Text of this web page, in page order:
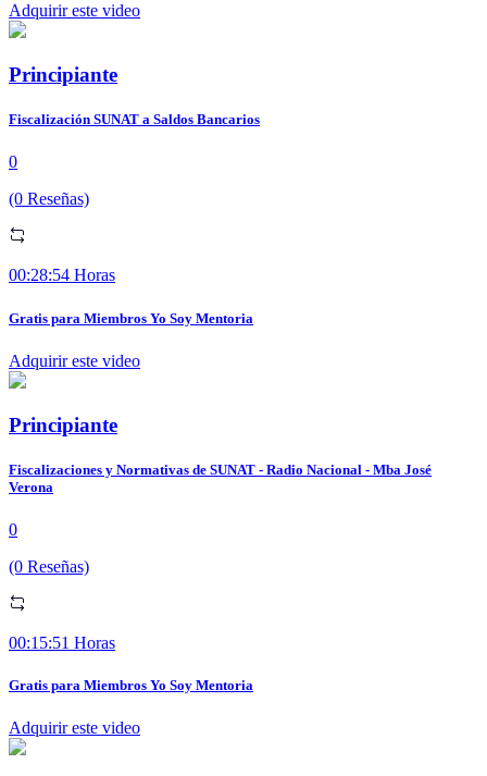
Adquirir este video
Principiante
Fiscalización SUNAT a Saldos Bancarios
0
(0 Reseñas)
00:28:54 Horas
Gratis para Miembros Yo Soy Mentoria
Adquirir este video
Principiante
Fiscalizaciones y Normativas de SUNAT - Radio Nacional - Mba José
Verona
0
(0 Reseñas)
00:15:51 Horas
Gratis para Miembros Yo Soy Mentoria
Adquirir este video